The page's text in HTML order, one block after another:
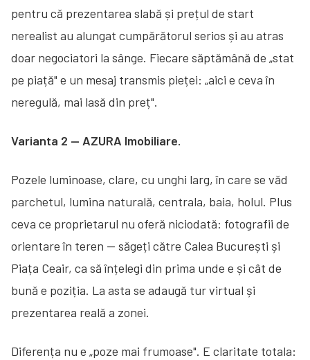
pentru că prezentarea slabă și prețul de start
nerealist au alungat cumpărătorul serios și au atras
doar negociatori la sânge. Fiecare săptămână de „stat
pe piață" e un mesaj transmis pieței: „aici e ceva în
neregulă, mai lasă din preț".
Varianta 2 — AZURA Imobiliare.
Pozele luminoase, clare, cu unghi larg, în care se văd
parchetul, lumina naturală, centrala, baia, holul. Plus
ceva ce proprietarul nu oferă niciodată: fotografii de
orientare în teren — săgeți către Calea București și
Piața Ceair, ca să înțelegi din prima unde e și cât de
bună e poziția. La asta se adaugă tur virtual și
prezentarea reală a zonei.
Diferența nu e „poze mai frumoase". E claritate totala: